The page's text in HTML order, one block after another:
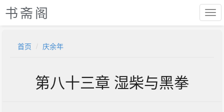
书斋阁
首页 庆余年
第八十三章 湿柴与黑拳